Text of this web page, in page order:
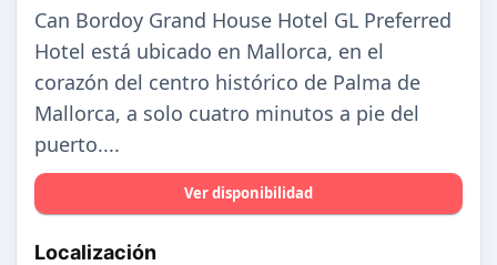
Can Bordoy Grand House Hotel GL Preferred
Hotel está ubicado en Mallorca, en el
corazón del centro histórico de Palma de
Mallorca, a solo cuatro minutos a pie del
puerto....
Ver disponibilidad
Localización